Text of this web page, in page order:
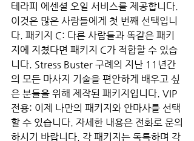
테라피 에센셜 오일 서비스를 제공합니다.
이것은 많은 사람들에게 첫 번째 선택입니
다. 패키지 C: 다른 사람들과 똑같은 패키
지에 지쳤다면 패키지 C가 적합할 수 있습
니다. Stress Buster 구례의 지난 11년간
의 모든 마사지 기술을 편안하게 배우고 싶
은 분들을 위해 제작된 패키지입니다. VIP
전용: 이제 나만의 패키지와 안마사를 선택
할 수 있습니다. 자세한 내용은 전화로 문의
하시기 바랍니다. 각 패키지는 독특하며 각